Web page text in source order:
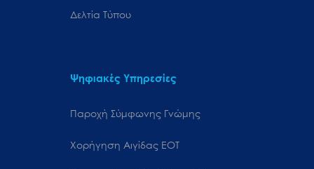
Δελτία Τύπου
Ψηφιακές Υπηρεσίες
Παροχή Σύμφωνης Γνώμης
Χορήγηση Αιγίδας ΕΟΤ